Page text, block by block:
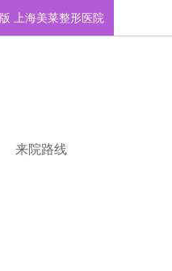
上海美莱整形医院
来院路线